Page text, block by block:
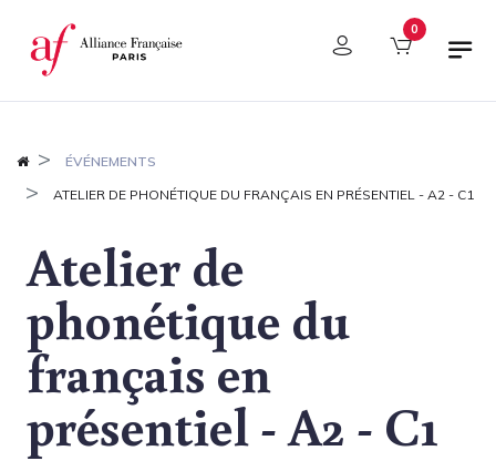
Panneau de gestion des cookies 0
ÉVÉNEMENTS
ATELIER DE PHONÉTIQUE DU FRANÇAIS EN PRÉSENTIEL - A2 - C1
Atelier de
phonétique du
français en
présentiel - A2 - C1